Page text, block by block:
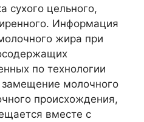
сухого цельного,
Информация
жира при
по технологии
молочного
происхождения,
вместе с